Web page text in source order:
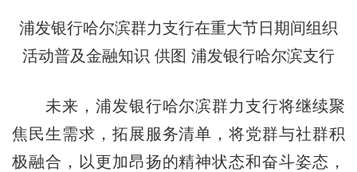
浦发银行哈尔滨群力支行在重大节日期间组织
活动普及金融知识 供图 浦发银行哈尔滨支行
未来，浦发银行哈尔滨群力支行将继续聚
焦民生需求，拓展服务清单，将党群与社群积
极融合，以更加昂扬的精神状态和奋斗姿态，